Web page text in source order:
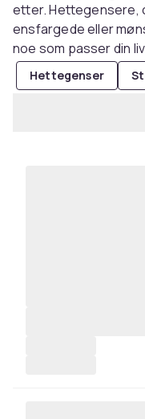
etter. Hettegensere,
ensfargede eller
noe som passer din
Hettegenser